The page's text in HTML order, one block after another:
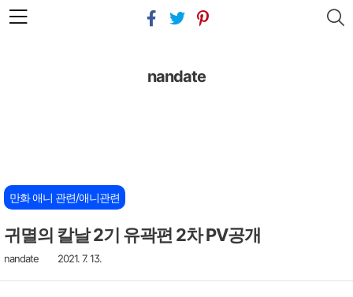
본문 바로가기
nandate
만화 애니 관련/애니관련
귀멸의 칼날 2기 유곽편 2차 PV공개
nandate 2021. 7. 13.